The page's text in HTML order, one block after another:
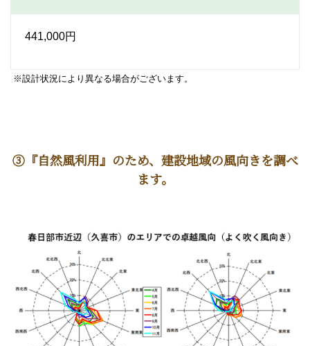
441,000円
※設計状況により異なる場合がございます。
③『自然風利用』のため、建設地域の風向きを調べ
ます。